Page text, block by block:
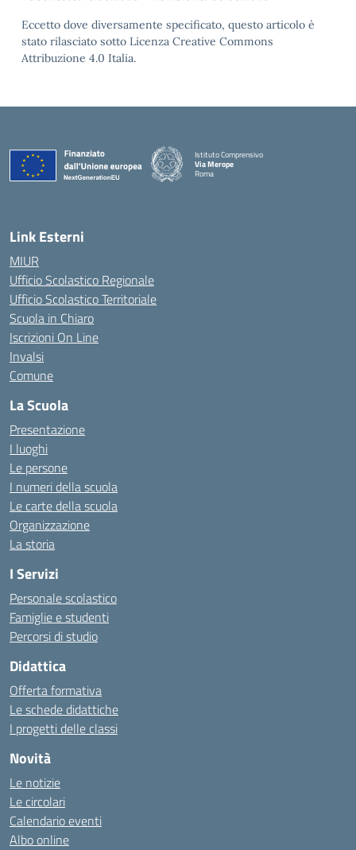
Eccetto dove diversamente specificato, questo articolo è
stato rilasciato sotto Licenza Creative Commons
Attribuzione 4.0 Italia.
Istituto Comprensivo
Via Merope
Roma
Link Esterni
MIUR
Ufficio Scolastico Regionale
Ufficio Scolastico Territoriale
Scuola in Chiaro
Iscrizioni On Line
Invalsi
Comune
La Scuola
Presentazione
I luoghi
Le persone
I numeri della scuola
Le carte della scuola
Organizzazione
La storia
I Servizi
Personale scolastico
Famiglie e studenti
Percorsi di studio
Didattica
Offerta formativa
Le schede didattiche
I progetti delle classi
Novità
Le notizie
Le circolari
Calendario eventi
Albo online